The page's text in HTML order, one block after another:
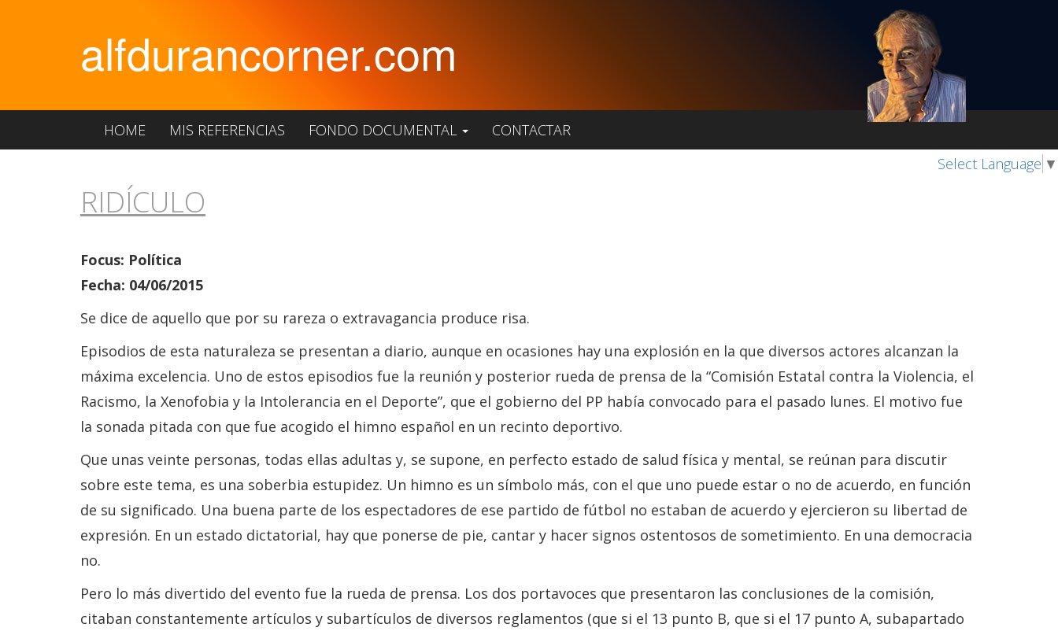
alfdurancorner.com
HOME MIS REFERENCIAS FONDO DOCUMENTAL
CONTACTAR
Select Language ▼
RIDÍCULO
Focus: Política
Fecha: 04/06/2015
Se dice de aquello que por su rareza o extravagancia produce risa.
Episodios de esta naturaleza se presentan a diario, aunque en ocasiones hay una explosión en la que diversos actores alcanzan la
máxima excelencia. Uno de estos episodios fue la reunión y posterior rueda de prensa de la “Comisión Estatal contra la Violencia, el
Racismo, la Xenofobia y la Intolerancia en el Deporte”, que el gobierno del PP había convocado para el pasado lunes. El motivo fue
la sonada pitada con que fue acogido el himno español en un recinto deportivo.
Que unas veinte personas, todas ellas adultas y, se supone, en perfecto estado de salud física y mental, se reúnan para discutir
sobre este tema, es una soberbia estupidez. Un himno es un símbolo más, con el que uno puede estar o no de acuerdo, en función
de su significado. Una buena parte de los espectadores de ese partido de fútbol no estaban de acuerdo y ejercieron su libertad de
expresión. En un estado dictatorial, hay que ponerse de pie, cantar y hacer signos ostentosos de sometimiento. En una democracia
no.
Pero lo más divertido del evento fue la rueda de prensa. Los dos portavoces que presentaron las conclusiones de la comisión,
citaban constantemente artículos y subartículos de diversos reglamentos (que si el 13 punto B, que si el 17 punto A, subapartado